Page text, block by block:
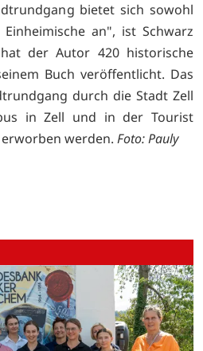
bietet sich sowohl
an", ist Schwarz
der Autor 420 historische
Buch veröffentlicht. Das
durch die Stadt Zell
in Zell und in der Tourist
werden. Foto: Pauly